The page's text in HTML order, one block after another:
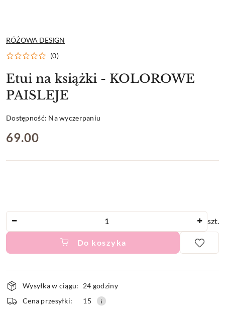
NAZWA
PRODUCENTA:
RÓŻOWA DESIGN
(0)
Etui na książki - KOLOROWE
PAISLEJE
Dostępność: Na wyczerpaniu
cena:
69.00
szt.
Do koszyka
i
dostawa
Wysyłka w ciągu:
24 godziny
Cena przesyłki:
15